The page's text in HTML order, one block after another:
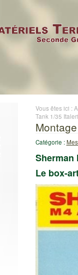
Vous êtes ici :
Tank 1/35 Italeri
Catégorie :
Sherman
Le box-